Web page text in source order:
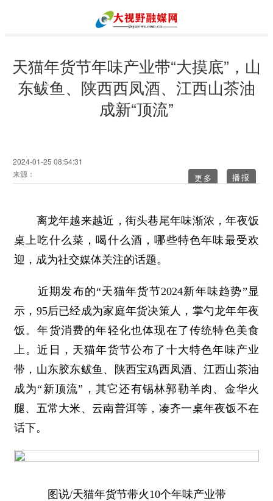
天猫年货节年味产业带“大摸底”，山
东鲅鱼、陕西西凤酒、江西山茶油
成新“顶流”
2024-01-25 08:54:31
来源：
更多
离龙年越来越近，街头巷尾年味渐浓，年夜饭
桌上吃什么菜，喝什么酒，哪些特色年味最受欢
迎，成为社交媒体关注的话题。
近期发布的“天猫年货节2024新年味趋势”显
示，95后已经成为家庭年货决策人，掌勺龙年年夜
饭。年货消费的年轻化也体现在了传统特色美食
上。近日，天猫年货节公布了十大特色年味产业
带，山东胶东鲅鱼、陕西宝鸡西凤酒、江西山茶油
成为“新顶流”，其它还有锡林郭勒羊肉、金华火
腿、五常大米、云南普洱等，凑齐一桌年夜饭不在
话下。
图说/天猫年货节带火10个年味产业带